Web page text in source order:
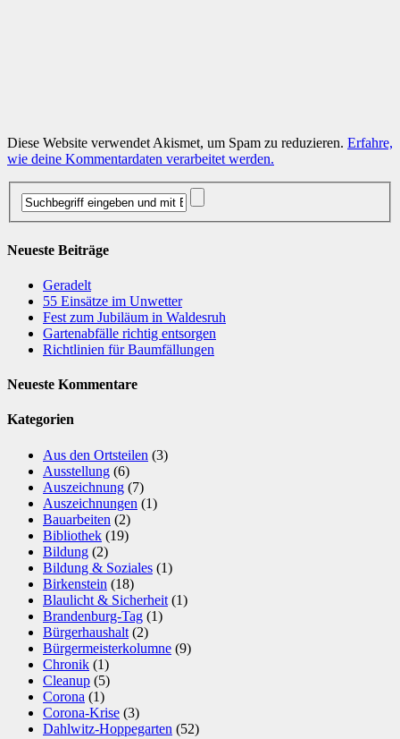
Diese Website verwendet Akismet, um Spam zu reduzieren. Erfahre,
wie deine Kommentardaten verarbeitet werden.
Neueste Beiträge
Geradelt
​55 Einsätze im Unwetter
Fest zum Jubiläum in Waldesruh
Gartenabfälle richtig entsorgen
Richtlinien für Baumfällungen
Neueste Kommentare
Kategorien
Aus den Ortsteilen (3)
Ausstellung (6)
Auszeichnung (7)
Auszeichnungen (1)
Bauarbeiten (2)
Bibliothek (19)
Bildung (2)
Bildung & Soziales (1)
Birkenstein (18)
Blaulicht & Sicherheit (1)
Brandenburg-Tag (1)
Bürgerhaushalt (2)
Bürgermeisterkolumne (9)
Chronik (1)
Cleanup (5)
Corona (1)
Corona-Krise (3)
Dahlwitz-Hoppegarten (52)